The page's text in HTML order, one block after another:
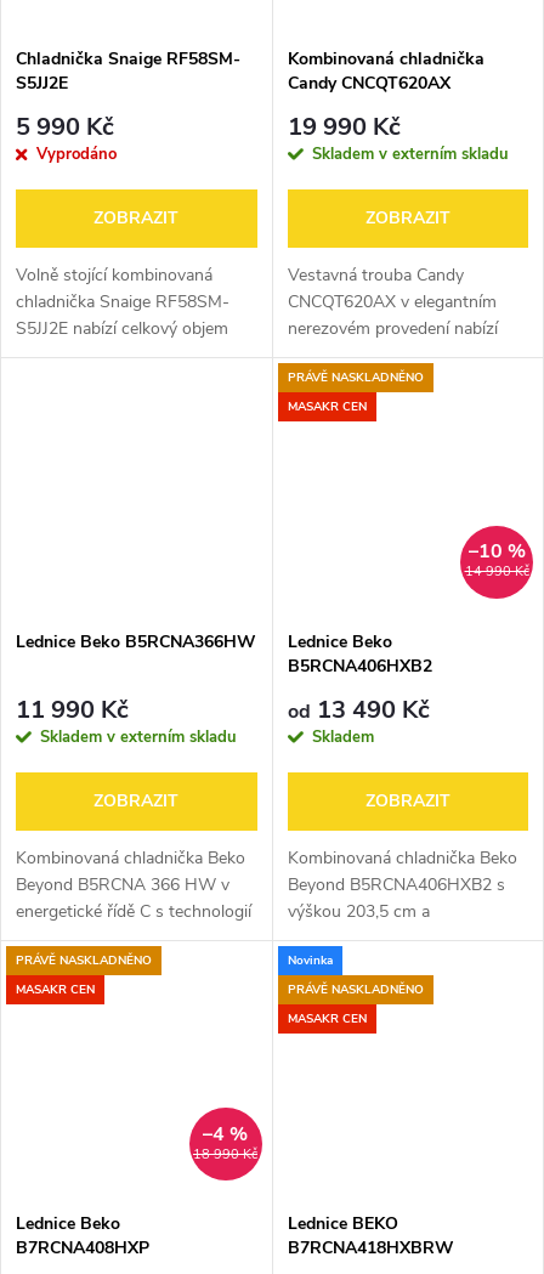
Chladnička Snaige RF58SM-
S5JJ2E
5 990 Kč
Vyprodáno
ZOBRAZIT
Volně stojící kombinovaná
chladnička Snaige RF58SM-
S5JJ2E nabízí celkový objem
310 l (218 l chladnička + 92 l
Kombinovaná chladnička
Candy CNCQT620AX
19 990 Kč
Skladem v externím skladu
ZOBRAZIT
Vestavná trouba Candy
CNCQT620AX v elegantním
nerezovém provedení nabízí
objem 65 l, horkovzdušné
pečení, 8 programů a snadné
ovládání. Ideální volba pro
Lednice Beko B5RCNA366HW
11 990 Kč
Skladem v externím skladu
ZOBRAZIT
Kombinovaná chladnička Beko
Beyond B5RCNA 366 HW v
energetické řídě C s technologií
NeoFrost, HarvestFresh
přihrádkou, technologií
AeroFlow pro rychle chlazení a
PRÁVĚ NASKLADNĚNO
MASAKR CEN
14 990 Kč
–10 %
Lednice Beko
B5RCNA406HXB2
od 13 490 Kč
Skladem
ZOBRAZIT
Kombinovaná chladnička Beko
Beyond B5RCNA406HXB2 s
výškou 203,5 cm a
energetickou třídou C nabízí
moderní technologie pro
maximální pohodlí a úsporu
energie. Díky technologii...
PRÁVĚ NASKLADNĚNO
MASAKR CEN
18 990 Kč
–4 %
Lednice Beko
B7RCNA408HXP
Novinka
PRÁVĚ NASKLADNĚNO
MASAKR CEN
Lednice BEKO
B7RCNA418HXBRW